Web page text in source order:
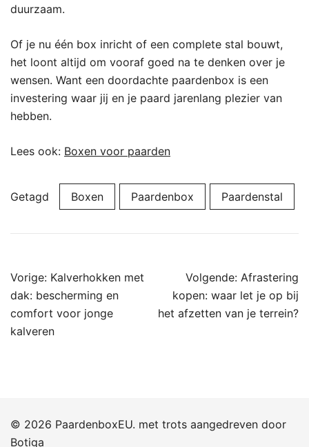
duurzaam.
Of je nu één box inricht of een complete stal bouwt,
het loont altijd om vooraf goed na te denken over je
wensen. Want een doordachte paardenbox is een
investering waar jij en je paard jarenlang plezier van
hebben.
Lees ook: Boxen voor paarden
Getagd Boxen Paardenbox Paardenstal
Bericht
navigatie
Vorige: Kalverhokken met
dak: bescherming en
comfort voor jonge
kalveren
Volgende: Afrastering
kopen: waar let je op bij
het afzetten van je terrein?
© 2026 PaardenboxEU. met trots aangedreven door
Botiga